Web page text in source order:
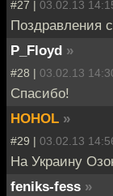
#27 | 03.02.13
Поздравления
P_Floyd »
#28 | 03.02.13
Спасибо!
HOHOL »
#29 | 03.02.13
На Украину
feniks-fess »